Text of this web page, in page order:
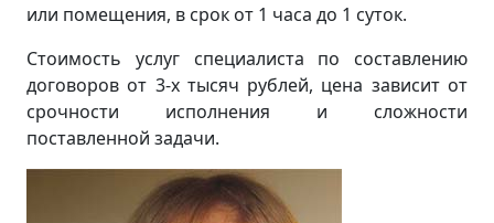
или помещения, в срок от 1 часа до 1 суток.
Стоимость услуг специалиста по составлению
договоров от 3-х тысяч рублей, цена зависит от
срочности исполнения и сложности
поставленной задачи.